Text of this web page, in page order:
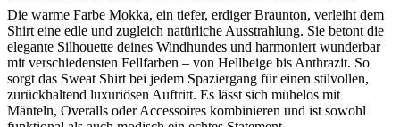
Die warme Farbe Mokka, ein tiefer, erdiger Braunton, verleiht dem
Shirt eine edle und zugleich natürliche Ausstrahlung. Sie betont die
elegante Silhouette deines Windhundes und harmoniert wunderbar
mit verschiedensten Fellfarben – von Hellbeige bis Anthrazit. So
sorgt das Sweat Shirt bei jedem Spaziergang für einen stilvollen,
zurückhaltend luxuriösen Auftritt. Es lässt sich mühelos mit
Mänteln, Overalls oder Accessoires kombinieren und ist sowohl